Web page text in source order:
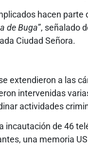
hacen parte
de Buga”, señalado
Ciudad Señora.
extendieron a las
intervenidas
actividades
incautación de 46
una memoria